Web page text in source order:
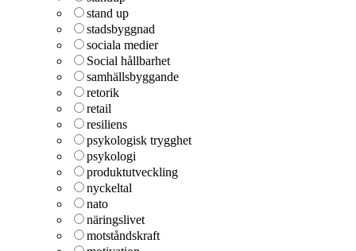
stand up
stadsbyggnad
sociala medier
Social hållbarhet
samhällsbyggande
retorik
retail
resiliens
psykologisk trygghet
psykologi
produktutveckling
nyckeltal
nato
näringslivet
motståndskraft